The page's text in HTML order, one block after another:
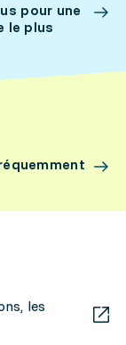
pour une
le plus
les